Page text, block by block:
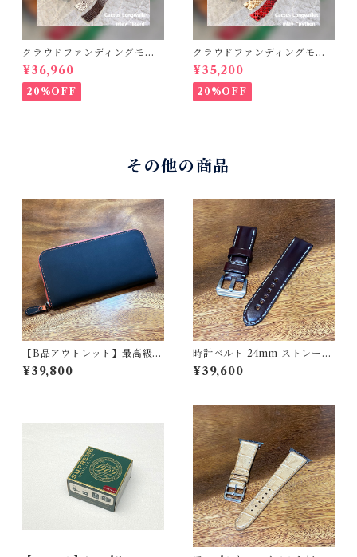
クラウドファンディングモデ
ル！Cactus・カクタス ロン
グウォレット（CWBL-03）
インレイ・リザード × イタリ
アンショルダーレザー コン
¥36,960
20%OFF
クラウドファンディングモデ
ル！Cactus・カクタス ロン
グウォレット（CWBL-03）
インレイ・パイソン × イタリ
アンショルダーレザー コン
¥35,200
20%OFF
その他の商品
【B品アウトレット】最高級オ
イルレザー ラウンドジップ長
財布 総貼り合わせ仕立て テン
¥39,800
時計ベルト 24mm ストレー
ト オイルコードバン・バー
ガンディ・甲丸 極太1番糸
¥39,600